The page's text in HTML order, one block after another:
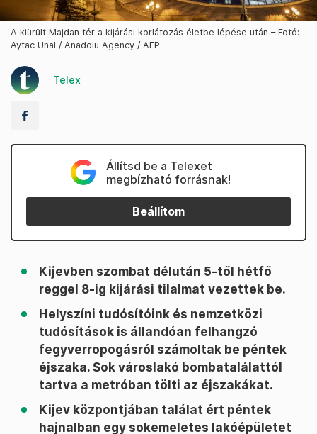
A kiürült Majdan tér a kijárási korlátozás életbe lépése után – Fotó:
Aytac Unal / Anadolu Agency / AFP
Telex
Állítsd be a Telexet
megbízható forrásnak!
Beállítom
Kijevben szombat délután 5-től hétfő
reggel 8-ig kijárási tilalmat vezettek be.
Helyszíni tudósítóink és nemzetközi
tudósítások is állandóan felhangzó
fegyverropogásról számoltak be péntek
éjszaka. Sok városlakó bombatalálattól
tartva a metróban tölti az éjszakákat.
Kijev központjában találat ért péntek
hajnalban egy sokemeletes lakóépületet